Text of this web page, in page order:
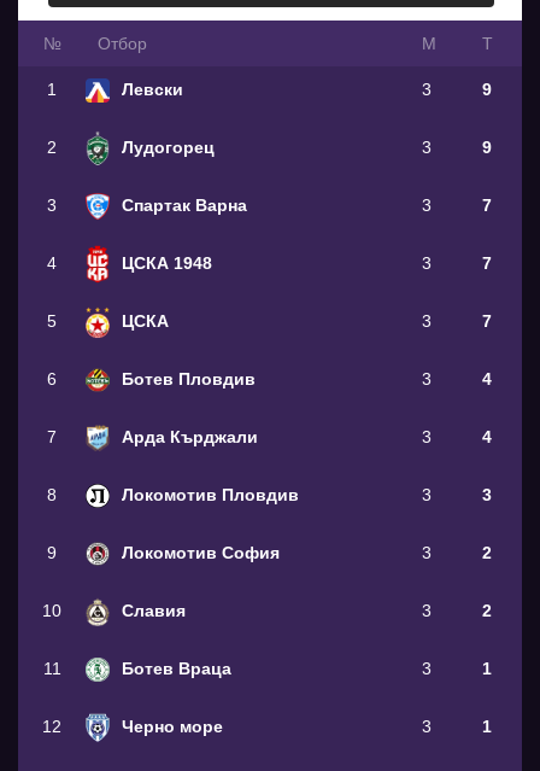
№ Oтбор М Т
1 Левски 3 9
2 Лудогорец 3 9
3 Спартак Варна 3 7
4 ЦСКА 1948 3 7
5 ЦСКА 3 7
6 Ботев Пловдив 3 4
7 Арда Кърджали 3 4
8 Локомотив Пловдив 3 3
9 Локомотив София 3 2
10 Славия 3 2
11 Ботев Враца 3 1
12 Черно море 3 1